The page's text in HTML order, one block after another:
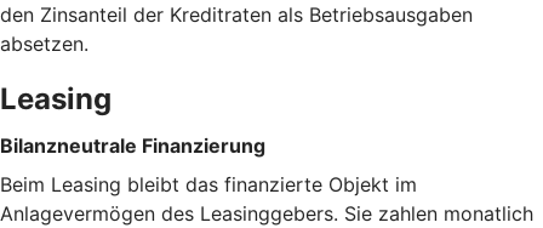
den Zinsanteil der Kreditraten als Betriebsausgaben
absetzen.
Leasing
Bilanzneutrale Finanzierung
Beim Leasing bleibt das finanzierte Objekt im
Anlagevermögen des Leasinggebers. Sie zahlen monatlich